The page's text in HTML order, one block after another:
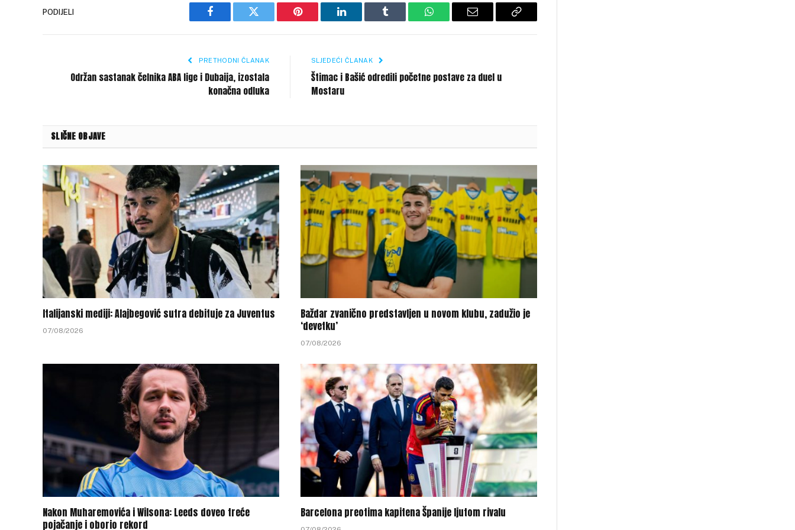
PODIJELI
Facebook Twitter Pinterest LinkedIn Tumblr WhatsAppEmail
Copy
PRETHODNI ČLANAK
Održan sastanak čelnika ABA lige i Dubaija, izostala
konačna odluka
SLJEDEĆI ČLANAK
Štimac i Bašić odredili početne postave za duel u
Mostaru
SLIČNE OBJAVE
Italijanski mediji: Alajbegović sutra debituje za Juventus
07/08/2026
Baždar zvanično predstavljen u novom klubu, zadužio je
‘devetku’
07/08/2026
Nakon Muharemovića i Wilsona: Leeds doveo treće
pojačanje i oborio rekord
Barcelona preotima kapitena Španije ljutom rivalu